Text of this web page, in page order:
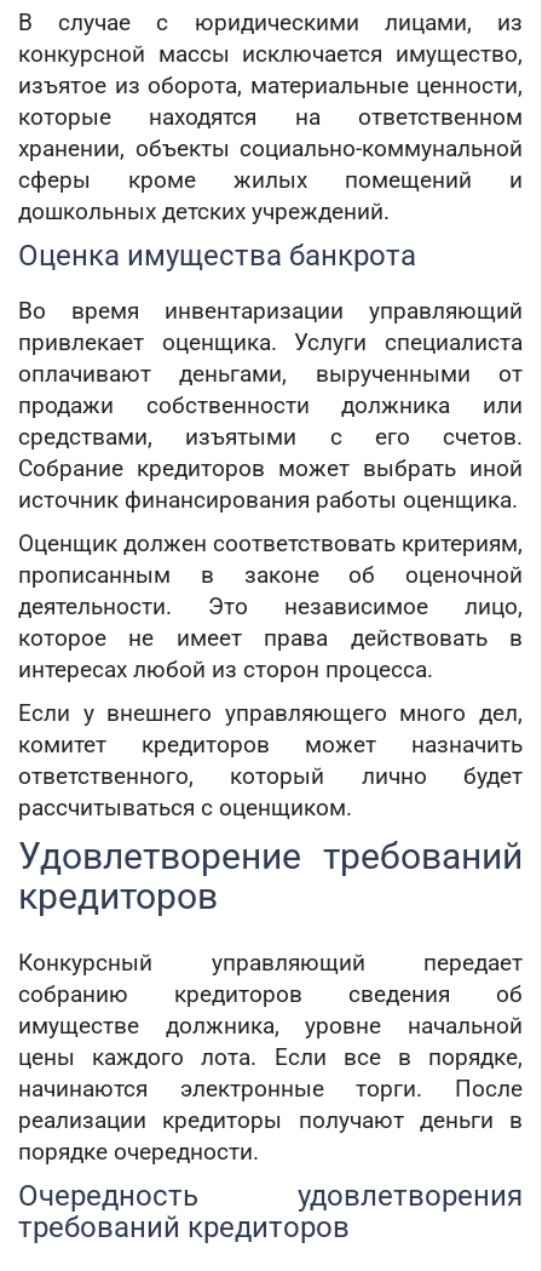
В случае с юридическими лицами, из
конкурсной массы исключается имущество,
изъятое из оборота, материальные ценности,
которые находятся на ответственном
хранении, объекты социально-коммунальной
сферы кроме жилых помещений и
дошкольных детских учреждений.
Оценка имущества банкрота
Во время инвентаризации управляющий
привлекает оценщика. Услуги специалиста
оплачивают деньгами, вырученными от
продажи собственности должника или
средствами, изъятыми с его счетов.
Собрание кредиторов может выбрать иной
источник финансирования работы оценщика.
Оценщик должен соответствовать критериям,
прописанным в законе об оценочной
деятельности. Это независимое лицо,
которое не имеет права действовать в
интересах любой из сторон процесса.
Если у внешнего управляющего много дел,
комитет кредиторов может назначить
ответственного, который лично будет
рассчитываться с оценщиком.
Удовлетворение требований
кредиторов
Конкурсный управляющий передает
собранию кредиторов сведения об
имуществе должника, уровне начальной
цены каждого лота. Если все в порядке,
начинаются электронные торги. После
реализации кредиторы получают деньги в
порядке очередности.
Очередность удовлетворения
требований кредиторов